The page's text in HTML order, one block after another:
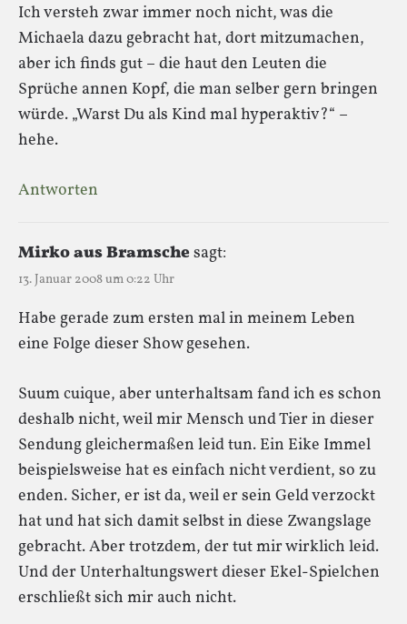
Ich versteh zwar immer noch nicht, was die
Michaela dazu gebracht hat, dort mitzumachen,
aber ich finds gut – die haut den Leuten die
Sprüche annen Kopf, die man selber gern bringen
würde. „Warst Du als Kind mal hyperaktiv?“ –
hehe.
Antworten
Mirko aus Bramschesagt:
13. Januar 2008 um 0:22 Uhr
Habe gerade zum ersten mal in meinem Leben
eine Folge dieser Show gesehen.
Suum cuique, aber unterhaltsam fand ich es schon
deshalb nicht, weil mir Mensch und Tier in dieser
Sendung gleichermaßen leid tun. Ein Eike Immel
beispielsweise hat es einfach nicht verdient, so zu
enden. Sicher, er ist da, weil er sein Geld verzockt
hat und hat sich damit selbst in diese Zwangslage
gebracht. Aber trotzdem, der tut mir wirklich leid.
Und der Unterhaltungswert dieser Ekel-Spielchen
erschließt sich mir auch nicht.